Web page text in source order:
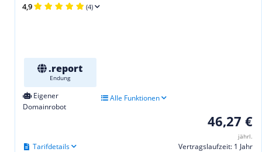
4,9 (4)
.report
Endung
Eigener
Domainrobot
Alle Funktionen
46,27 €
jährl.
Vertragslaufzeit: 1 Jahr
Tarifdetails